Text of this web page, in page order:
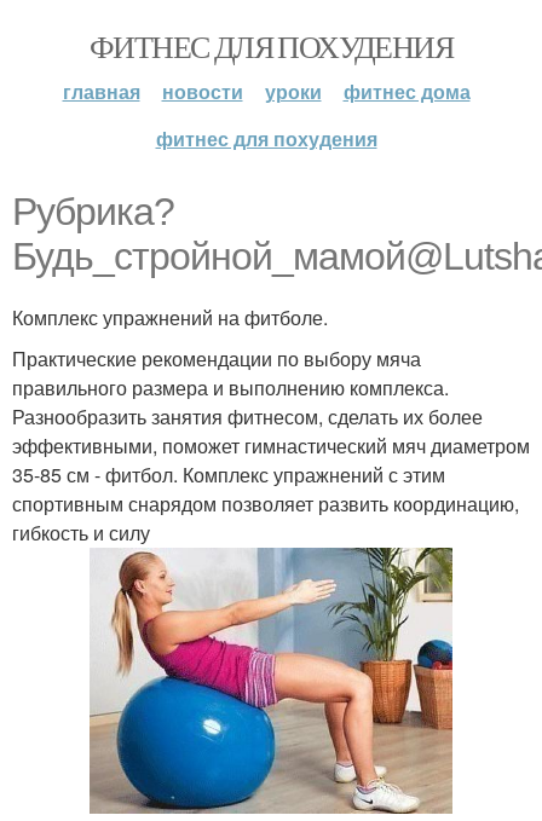
ФИТНЕС ДЛЯ ПОХУДЕНИЯ
главная новости уроки
фитнес дома
фитнес для похудения
Рубрика?
Комплекс упражнений на фитболе.
Практические рекомендации по выбору мяча
правильного размера и выполнению комплекса.
Разнообразить занятия фитнесом, сделать их более
эффективными, поможет гимнастический мяч диаметром
35-85 см - фитбол. Комплекс упражнений с этим
спортивным снарядом позволяет развить координацию,
гибкость и силу